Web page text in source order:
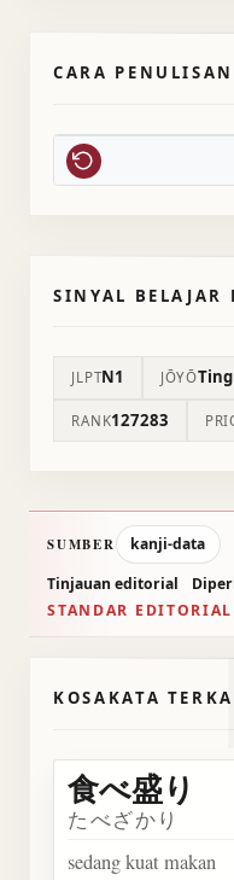
CARA PENULISAN
SINYAL BELAJAR
JLPTN1 JŌYŌ
RANK127283
SUMBER
kanji-data
Tinjauan editorial
STANDAR EDITORIAL
KOSAKATA
食べ盛り
たべざかり
sedang kuat makan